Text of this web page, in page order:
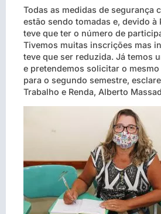
Todas as medidas de segurança
estão sendo tomadas e, devido à
teve que ter o número de
Tivemos muitas inscrições mas
teve que ser reduzida. Já temos
e pretendemos solicitar o
para o segundo semestre,
Trabalho e Renda, Alberto